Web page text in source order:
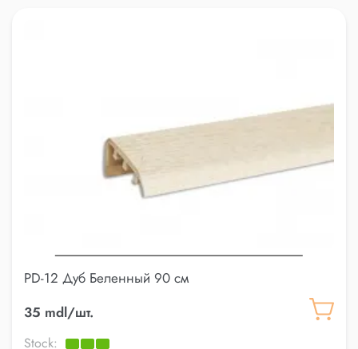
PD-12 Дуб Беленный 90 см
35 mdl/шт.
Stock: